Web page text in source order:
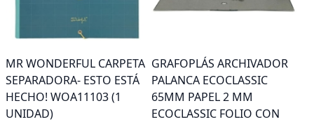
MR WONDERFUL CARPETA
SEPARADORA- ESTO ESTÁ
HECHO! WOA11103 (1
UNIDAD)
GRAFOPLÁS ARCHIVADOR
PALANCA ECOCLASSIC
65MM PAPEL 2 MM
ECOCLASSIC FOLIO CON